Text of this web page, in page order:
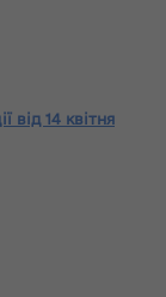
від 14 квітня